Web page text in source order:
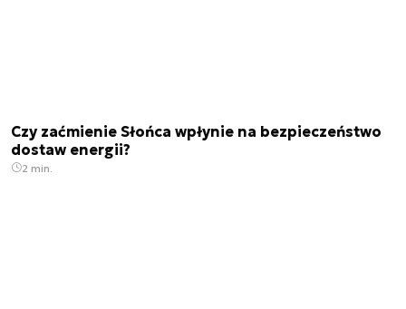
Czy zaćmienie Słońca wpłynie na bezpieczeństwo
dostaw energii?
2 min.